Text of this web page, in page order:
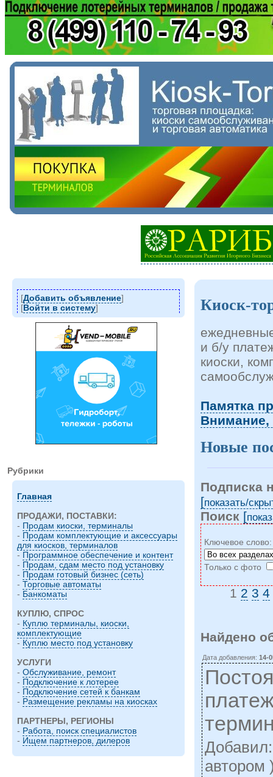
[Добавить объявление]
[Войти в систему]
Рубрики
Главная
ПРОДАЖИ, ПОСТАВКИ:
- Продам киоски, терминалы
- Продам комплектующие и аксессуары
для киосков, терминалов
- Программное обеспечение и контент
- Продам, сдам место под установку
- Продам готовый бизнес (сеть)
- Торговые автоматы
- Банкоматы
КУПЛЮ, СПРОС
- Куплю терминалы, киоски,
комплектующие
- Куплю место под установку
УСЛУГИ
- Обслуживание, ремонт
- Подключение к лотерее
- Подключение сетей к банкам
- Размещение рекламы на киосках
ПАРТНЕРЫ, РЕГИОНЫ
- Работа, поиск специалистов
- Ищем партнеров, дилеров
Киоск-
и б/у
киоски,
Памятка
Внимание,
Новые
Подписка
[показать/
Поиск [
Ключевое
Только с фото
1 2 3 4
Найдено
Дата добавления:14-
автором